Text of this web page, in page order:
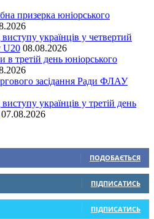
призерка юніорського
українців у четвертий
U20 08.08.2026
в третій день юніорського
засідання Ради ФЛАУ
українців у третій день
07.08.2026
ПОДОБАЄТЬСЯ
ПІДПИСАТИСЬ
ПІДПИСАТИСЬ